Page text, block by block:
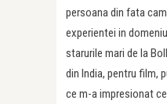
persoana din fata
experientei in
starurile mari de la
din India, pentru film,
ce m-a impresionat